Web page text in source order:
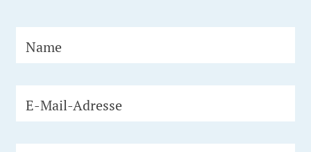
Name
E-Mail-Adresse